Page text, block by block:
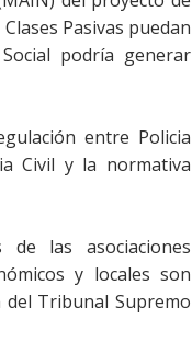
Pasivas puedan
podría generar
entre Policia
Civil y la normativa
las asociaciones
y locales son
Tribunal Supremo